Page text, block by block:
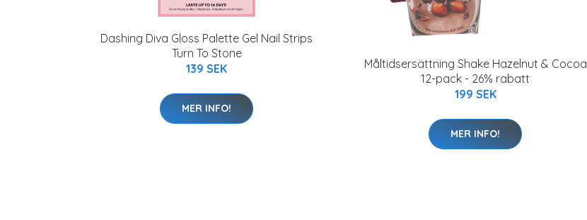
Dashing Diva Gloss Palette Gel Nail Strips
Turn To Stone
139 SEK
MER INFO!
Måltidsersättning Shake Hazelnut & Cocoa
12-pack - 26% rabatt
199 SEK
MER INFO!